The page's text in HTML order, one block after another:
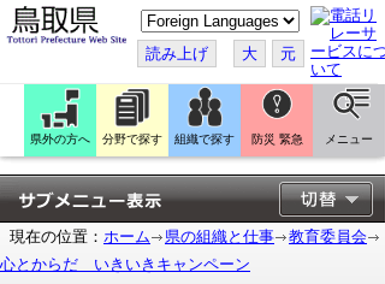
こ
の
ペ
ー
ジ
翻
訳
す
る
読み上げ 大 元
県外の方へ 分野で探す 組織で探す 防災 緊急 メニュー
現在の位置： ホーム 県の組織と仕事
教育委員会
心とからだ いきいきキャンペーン